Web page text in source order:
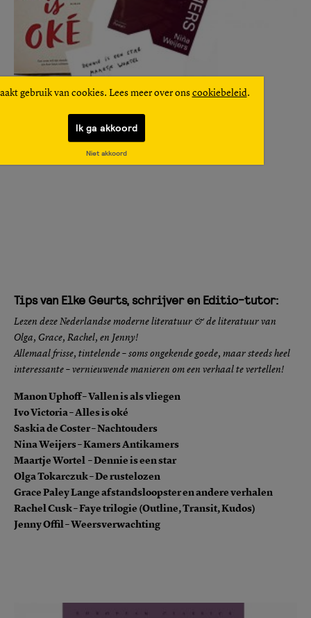
gebruik van cookies. Lees meer over ons cookiebeleid.
Ik ga akkoord
Niet akkoord
Tips van Elke Geurts, schrijver en Editio-tutor:
Lezen deze Nederlandse moderne literatuur & de literatuur van
Olga, Grace, Rachel, en Jenny!
Allemaal frisse, tintelende – soms ongekende goede, maar steeds heel
interessante – vernieuwende manieren om een verhaal te vertellen!
Manon Uphoff – Vallen is als vliegen
Ivo Victoria – Alles is oké
Saskia de Coster – Nachtouders
Nina Weijers – Kamers Antikamers
Maartje Wortel – Dennie is een star
Olga Tokarczuk – De rustelozen
Grace Paley Lange afstandsloopster en andere verhalen
Rachel Cusk – Faye trilogie (Outline, Transit, Kudos)
Jenny Offil – Weersverwachting